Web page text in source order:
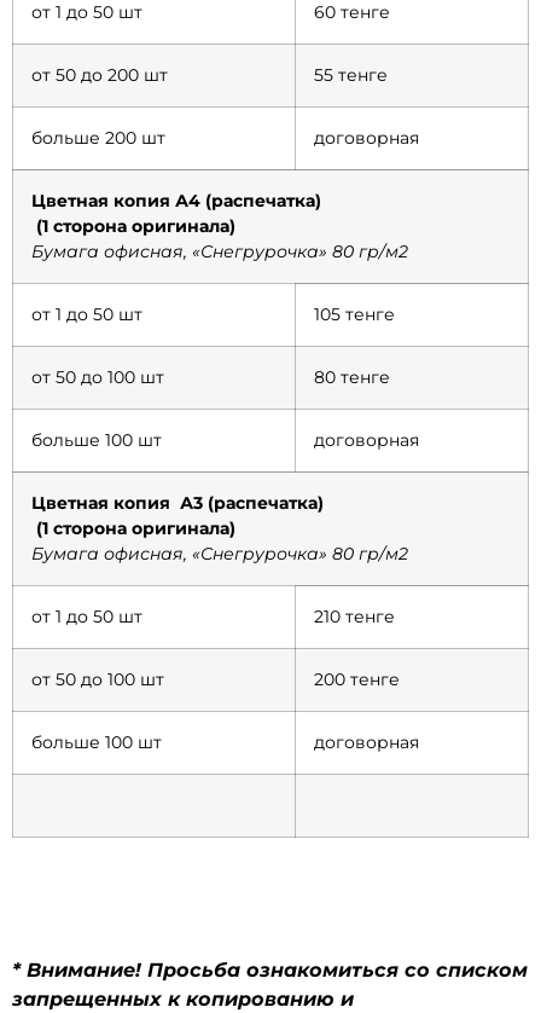
от 1 до 50 шт 60 тенге
от 50 до 200 шт 55 тенге
больше 200 шт договорная
Цветная копия А4 (распечатка)
(1 сторона оригинала)
Бумага офисная, «Снегрурочка» 80 гр/м2
от 1 до 50 шт 105 тенге
от 50 до 100 шт 80 тенге
больше 100 шт договорная
Цветная копия А3 (распечатка)
(1 сторона оригинала)
Бумага офисная, «Снегрурочка» 80 гр/м2
от 1 до 50 шт 210 тенге
от 50 до 100 шт 200 тенге
больше 100 шт договорная
* Внимание! Просьба ознакомиться со списком
запрещенных к копированию и